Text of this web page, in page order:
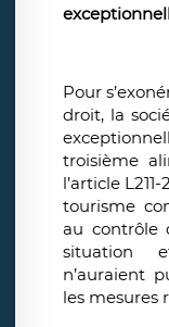
Pour
droit, la
troisième
l’article
tourisme
au contrôle
situation
n’auraient
les mesures